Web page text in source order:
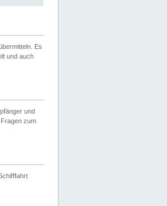
Es
und auch
und
zum